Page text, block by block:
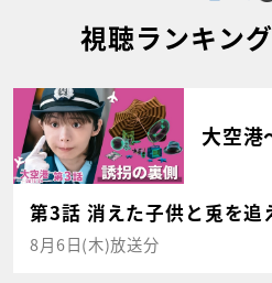
視聴ランキング
大空港
第3話 消えた子供と兎を追
8月6日(木)放送分